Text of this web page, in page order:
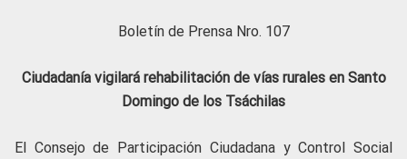
Boletín de Prensa Nro. 107
Ciudadanía vigilará rehabilitación de vías rurales en Santo
Domingo de los Tsáchilas
El Consejo de Participación Ciudadana y Control Social